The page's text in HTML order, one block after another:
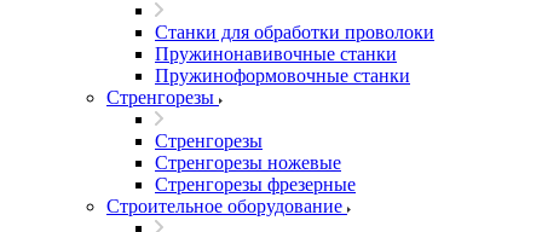
Станки для обработки проволоки
Пружинонавивочные станки
Пружиноформовочные станки
Стренгорезы
Стренгорезы
Стренгорезы ножевые
Стренгорезы фрезерные
Строительное оборудование